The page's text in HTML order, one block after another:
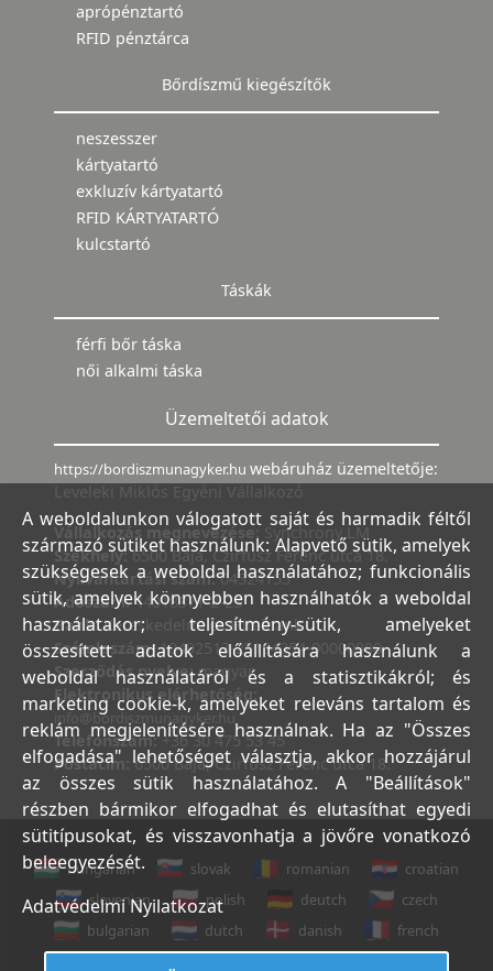
aprópénztartó
RFID pénztárca
Bőrdíszmű kiegészítők
neszesszer
kártyatartó
exkluzív kártyatartó
RFID KÁRTYATARTÓ
kulcstartó
Táskák
férfi bőr táska
női alkalmi táska
Üzemeltetői adatok
https://bordiszmunagyker.hu webáruház üzemeltetője:
Leveleki Miklós Egyéni Vállalkozó
Vállalkozás megnevezése: Synchrony LM
Székhely:6500 Baja, Czirfusz Ferenc utca 18.
Nyilvántartási szám:04524155
Adószám:44018371-2-23
Bank:Kereskedelmi és Hitelbank
Számlaszám:10402513-25154254-00000000
Szerződés nyelve:magyar
Elektronikus elérhetőség:
info@bordiszmunagyker.hu
Telefonszám: +36 30 475 53 45
Postacím:6500 Baja, Czirfusz Ferenc utca 18.
hungarian slovak romanian
croatian
slovenian
polish deutch
czech
bulgarian
dutch danish
french
A weboldalunkon válogatott saját és harmadik féltől
származó sütiket használunk: Alapvető sütik, amelyek
szükségesek a weboldal használatához; funkcionális
sütik, amelyek könnyebben használhatók a weboldal
használatakor; teljesítmény-sütik, amelyeket
összesített adatok előállítására használunk a
weboldal használatáról és a statisztikákról; és
marketing cookie-k, amelyeket releváns tartalom és
reklám megjelenítésére használnak. Ha az "Összes
elfogadása" lehetőséget választja, akkor hozzájárul
az összes sütik használatához. A "Beállítások"
részben bármikor elfogadhat és elutasíthat egyedi
sütitípusokat, és visszavonhatja a jövőre vonatkozó
beleegyezését.
Adatvédelmi Nyilatkozat